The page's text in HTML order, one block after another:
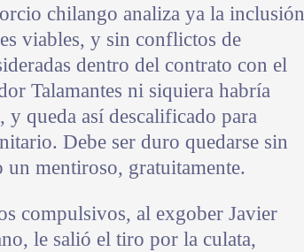
chilango analiza ya la inclusión
viables, y sin conflictos de
dentro del contrato con el
Talamantes ni siquiera habría
queda así descalificado para
Debe ser duro quedarse sin
mentiroso, gratuitamente.
compulsivos, al exgober Javier
le salió el tiro por la culata,